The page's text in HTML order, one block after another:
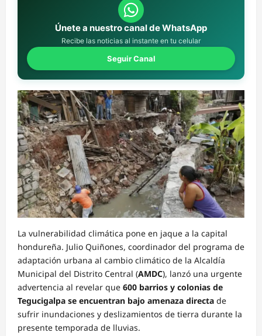
Únete a nuestro canal de WhatsApp
Recibe las noticias al instante en tu celular
Seguir Canal
La vulnerabilidad climática pone en jaque a la capital
hondureña. Julio Quiñones, coordinador del programa de
adaptación urbana al cambio climático de la Alcaldía
Municipal del Distrito Central (AMDC), lanzó una urgente
advertencia al revelar que 600 barrios y colonias de
Tegucigalpa se encuentran bajo amenaza directa de
sufrir inundaciones y deslizamientos de tierra durante la
presente temporada de lluvias.